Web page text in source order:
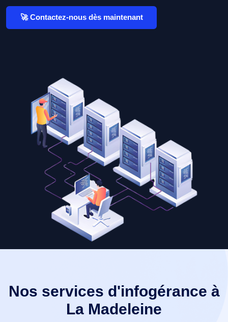
🚀 Contactez-nous dès maintenant
Nos services d'infogérance à
La Madeleine